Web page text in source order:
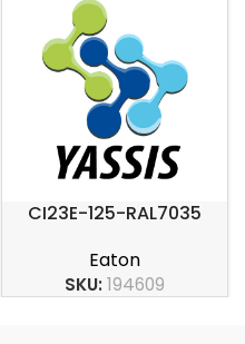
CI23E-125-RAL7035
Eaton
SKU:194609